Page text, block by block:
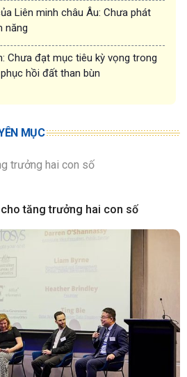
Liên minh châu Âu: Chưa phát
năng
Chưa đạt mục tiêu kỳ vọng trong
hồi đất than bùn
MỤC
tăng trưởng hai con số